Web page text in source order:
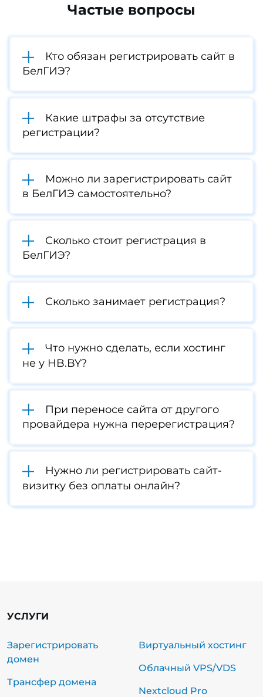
Частые вопросы
Кто обязан регистрировать сайт в
БелГИЭ?
Какие штрафы за отсутствие
регистрации?
Можно ли зарегистрировать сайт
в БелГИЭ самостоятельно?
Сколько стоит регистрация в
БелГИЭ?
Сколько занимает регистрация?
Что нужно сделать, если хостинг
не у HB.BY?
При переносе сайта от другого
провайдера нужна перерегистрация?
Нужно ли регистрировать сайт-
визитку без оплаты онлайн?
УСЛУГИ
Зарегистрировать
домен
Трансфер домена
Виртуальный хостинг
Облачный VPS/VDS
Nextcloud Pro